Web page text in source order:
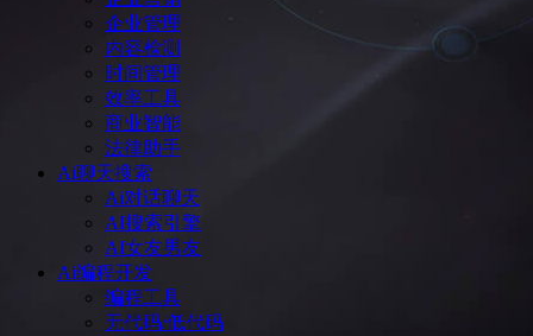
企业管理
内容检测
时间管理
效率工具
商业智能
法律助手
Ai聊天搜索
Ai对话聊天
AI搜索引擎
AI女友男友
Ai编程开发
编程工具
无代码/低代码